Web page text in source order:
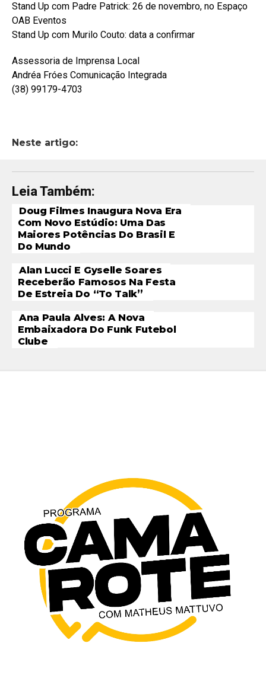
Stand Up com Padre Patrick: 26 de novembro, no Espaço
OAB Eventos
Stand Up com Murilo Couto: data a confirmar
Assessoria de Imprensa Local
Andréa Fróes Comunicação Integrada
(38) 99179-4703
Neste artigo:
Leia Também:
Doug Filmes Inaugura Nova Era
Com Novo Estúdio: Uma Das
Maiores Potências Do Brasil E
Do Mundo
Alan Lucci E Gyselle Soares
Receberão Famosos Na Festa
De Estreia Do “To Talk”
Ana Paula Alves: A Nova
Embaixadora Do Funk Futebol
Clube